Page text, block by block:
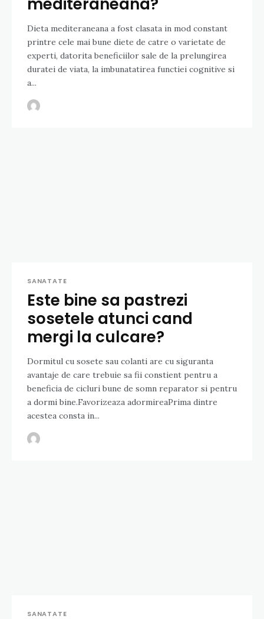
Dieta mediteraneana a fost clasata in mod constant
printre cele mai bune diete de catre o varietate de
experti, datorita beneficiilor sale de la prelungirea
duratei de viata, la imbunatatirea functiei cognitive si
a...
SANATATE
Este bine sa pastrezi
sosetele atunci cand
mergi la culcare?
Dormitul cu sosete sau colanti are cu siguranta
avantaje de care trebuie sa fii constient pentru a
beneficia de cicluri bune de somn reparator si pentru
a dormi bine.Favorizeaza adormireaPrima dintre
acestea consta in...
SANATATE